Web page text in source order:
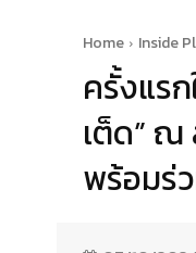
Home Inside
ครั้งแร
เต็ด”
พร้อมร่